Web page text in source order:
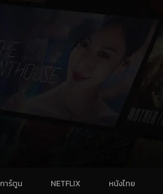
าร์ตูน NETFLIX หนังไทย